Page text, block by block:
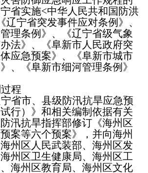
省实施<中华人民共和国防洪
辽宁省突发事件应对条例》、
管理条例》、《辽宁省级气象
法》、《阜新市人民政府突
应急预案》、《阜新市城市
、《阜新市细河管理条例》
程
省市、县级防汛抗旱应急预
行）》和相关编制依据有关
汛抗旱指挥部修订《海州区
案等六个预案》，并向海州
州区人民武装部、海州区发
州区卫生健康局、海州区工
海州区教育局、海州区文化